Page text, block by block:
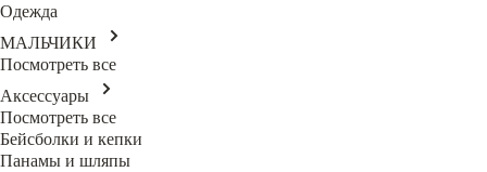
Одежда
МАЛЬЧИКИ
Посмотреть все
Аксессуары
Посмотреть все
Бейсболки и кепки
Панамы и шляпы